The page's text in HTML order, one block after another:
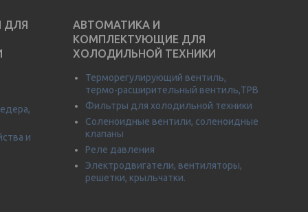
ДЛЯ
и
АВТОМАТИКА И
КОМПЛЕКТУЮЩИЕ ДЛЯ
ХОЛОДИЛЬНОЙ ТЕХНИКИ
Терморегулирующий вентиль,
термо-расширительный вентиль,ТРВ
Фильтры для холодильной техники
Соленоидные вентили, соленоидные
клапаны
Реле давления
Электродвигатели, вентиляторы,
решетки, крыльчатки.